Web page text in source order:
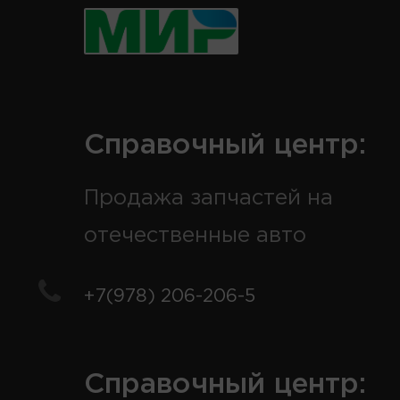
Справочный центр:
Продажа запчастей на
отечественные авто
+7(978) 206-206-5
Справочный центр: